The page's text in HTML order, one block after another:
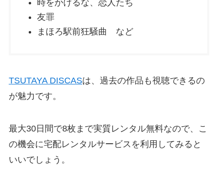
時をかけるな、恋人たち
友罪
まほろ駅前狂騒曲 など
TSUTAYA DISCASは、過去の作品も視聴できるの
が魅力です。
最大30日間で8枚まで実質レンタル無料なので、こ
の機会に宅配レンタルサービスを利用してみると
いいでしょう。